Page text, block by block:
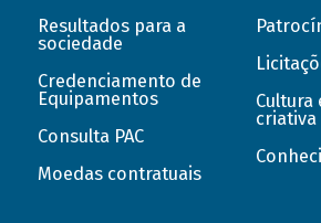
Resultados para a
sociedade
Credenciamento de
Equipamentos
Consulta PAC
Moedas contratuais
Cultura
criativa